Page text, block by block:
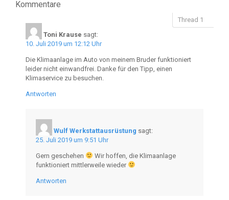
Kommentare
Toni Krause sagt:
10. Juli 2019 um 12:12 Uhr
Die Klimaanlage im Auto von meinem Bruder funktioniert
leider nicht einwandfrei. Danke für den Tipp, einen
Klimaservice zu besuchen.
Antworten
Wulf Werkstattausrüstung sagt:
25. Juli 2019 um 9:51 Uhr
Gern geschehen
Wir hoffen, die Klimaanlage
funktioniert mittlerweile wieder
Antworten